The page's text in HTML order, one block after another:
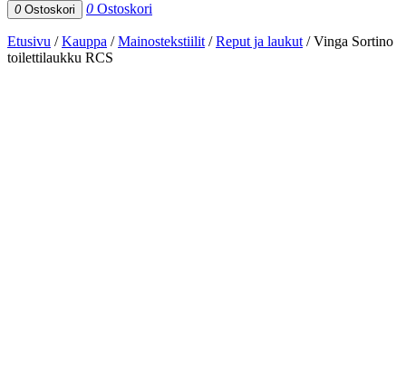
0 Ostoskori 0 Ostoskori
Etusivu /Kauppa /Mainostekstiilit /Reput ja laukut /Vinga Sortino
toilettilaukku RCS